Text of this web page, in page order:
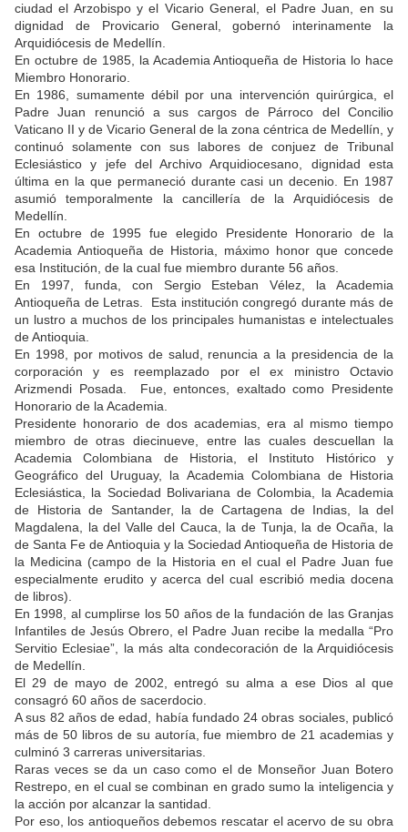
ciudad el Arzobispo y el Vicario General, el Padre Juan, en su
dignidad de Provicario General, gobernó interinamente la
Arquidiócesis de Medellín.
En octubre de 1985, la Academia Antioqueña de Historia lo hace
Miembro Honorario.
En 1986, sumamente débil por una intervención quirúrgica, el
Padre Juan renunció a sus cargos de Párroco del Concilio
Vaticano II y de Vicario General de la zona céntrica de Medellín, y
continuó solamente con sus labores de conjuez de Tribunal
Eclesiástico y jefe del Archivo Arquidiocesano, dignidad esta
última en la que permaneció durante casi un decenio. En 1987
asumió temporalmente la cancillería de la Arquidiócesis de
Medellín.
En octubre de 1995 fue elegido Presidente Honorario de la
Academia Antioqueña de Historia, máximo honor que concede
esa Institución, de la cual fue miembro durante 56 años.
En 1997, funda, con Sergio Esteban Vélez, la Academia
Antioqueña de Letras. Esta institución congregó durante más de
un lustro a muchos de los principales humanistas e intelectuales
de Antioquia.
En 1998, por motivos de salud, renuncia a la presidencia de la
corporación y es reemplazado por el ex ministro Octavio
Arizmendi Posada. Fue, entonces, exaltado como Presidente
Honorario de la Academia.
Presidente honorario de dos academias, era al mismo tiempo
miembro de otras diecinueve, entre las cuales descuellan la
Academia Colombiana de Historia, el Instituto Histórico y
Geográfico del Uruguay, la Academia Colombiana de Historia
Eclesiástica, la Sociedad Bolivariana de Colombia, la Academia
de Historia de Santander, la de Cartagena de Indias, la del
Magdalena, la del Valle del Cauca, la de Tunja, la de Ocaña, la
de Santa Fe de Antioquia y la Sociedad Antioqueña de Historia de
la Medicina (campo de la Historia en el cual el Padre Juan fue
especialmente erudito y acerca del cual escribió media docena
de libros).
En 1998, al cumplirse los 50 años de la fundación de las Granjas
Infantiles de Jesús Obrero, el Padre Juan recibe la medalla “Pro
Servitio Eclesiae”, la más alta condecoración de la Arquidiócesis
de Medellín.
El 29 de mayo de 2002, entregó su alma a ese Dios al que
consagró 60 años de sacerdocio.
A sus 82 años de edad, había fundado 24 obras sociales, publicó
más de 50 libros de su autoría, fue miembro de 21 academias y
culminó 3 carreras universitarias.
Raras veces se da un caso como el de Monseñor Juan Botero
Restrepo, en el cual se combinan en grado sumo la inteligencia y
la acción por alcanzar la santidad.
Por eso, los antioqueños debemos rescatar el acervo de su obra